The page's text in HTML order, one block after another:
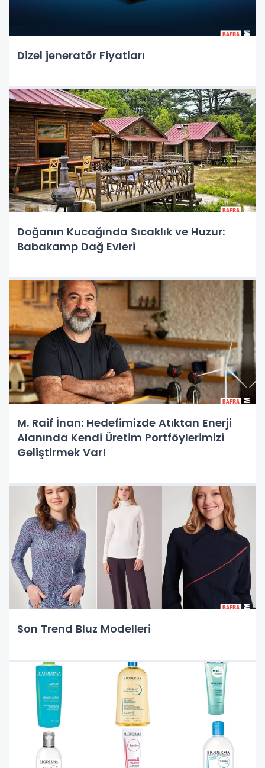
Dizel jeneratör Fiyatları
Doğanın Kucağında Sıcaklık ve Huzur:
Babakamp Dağ Evleri
M. Raif İnan: Hedefimizde Atıktan Enerji
Alanında Kendi Üretim Portföylerimizi
Geliştirmek Var!
Son Trend Bluz Modelleri